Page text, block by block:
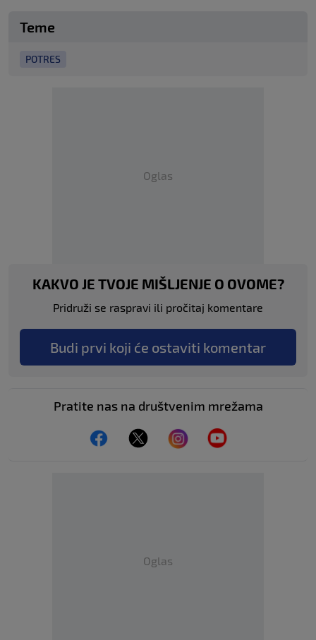
Teme
POTRES
Oglas
KAKVO JE TVOJE MIŠLJENJE O OVOME?
Pridruži se raspravi ili pročitaj komentare
Budi prvi koji će ostaviti komentar
Pratite nas na društvenim mrežama
Oglas